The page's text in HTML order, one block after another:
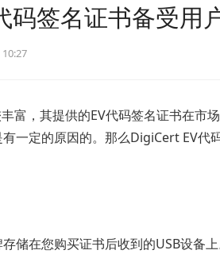
码签名证书备受用
富，其提供的EV代码签名证书在市
一定的原因的。那么DigiCert EV代
储在您购买证书后收到的USB设备